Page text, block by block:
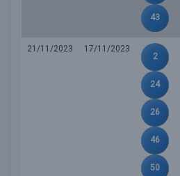
43
21/11/2023
17/11/2023
2
24
26
46
50